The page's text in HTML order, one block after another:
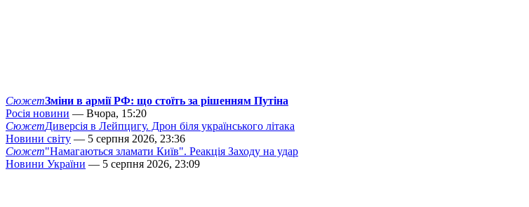
СюжетЗміни в армії РФ: що стоїть за рішенням Путіна
Росія новини — Вчора, 15:20
СюжетДиверсія в Лейпцигу. Дрон біля українського літака
Новини світу — 5 серпня 2026, 23:36
Сюжет"Намагаються зламати Київ". Реакція Заходу на удар
Новини України — 5 серпня 2026, 23:09